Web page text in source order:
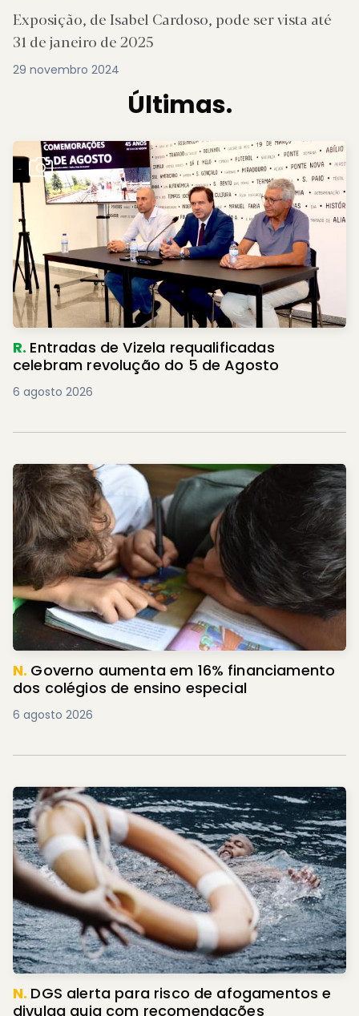
Exposição, de Isabel Cardoso, pode ser vista até
31 de janeiro de 2025
29 novembro 2024
Últimas.
R. Entradas de Vizela requalificadas
celebram revolução do 5 de Agosto
6 agosto 2026
N. Governo aumenta em 16% financiamento
dos colégios de ensino especial
6 agosto 2026
N. DGS alerta para risco de afogamentos e
divulga guia com recomendações